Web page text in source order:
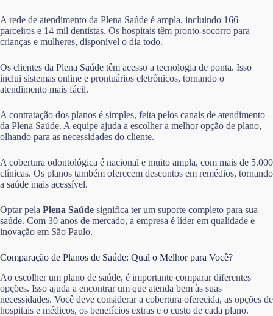
A rede de atendimento da Plena Saúde é ampla, incluindo 166
parceiros e 14 mil dentistas. Os hospitais têm pronto-socorro para
crianças e mulheres, disponível o dia todo.
Os clientes da Plena Saúde têm acesso a tecnologia de ponta. Isso
inclui sistemas online e prontuários eletrônicos, tornando o
atendimento mais fácil.
A contratação dos planos é simples, feita pelos canais de atendimento
da Plena Saúde. A equipe ajuda a escolher a melhor opção de plano,
olhando para as necessidades do cliente.
A cobertura odontológica é nacional e muito ampla, com mais de 5.000
clínicas. Os planos também oferecem descontos em remédios, tornando
a saúde mais acessível.
Optar pela Plena Saúde significa ter um suporte completo para sua
saúde. Com 30 anos de mercado, a empresa é líder em qualidade e
inovação em São Paulo.
Comparação de Planos de Saúde: Qual o Melhor para Você?
Ao escolher um plano de saúde, é importante comparar diferentes
opções. Isso ajuda a encontrar um que atenda bem às suas
necessidades. Você deve considerar a cobertura oferecida, as opções de
hospitais e médicos, os benefícios extras e o custo de cada plano.